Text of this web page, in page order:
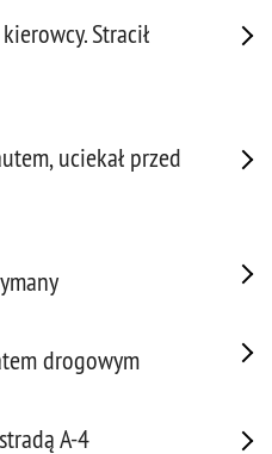
Stracił
uciekał przed
drogowym
A-4